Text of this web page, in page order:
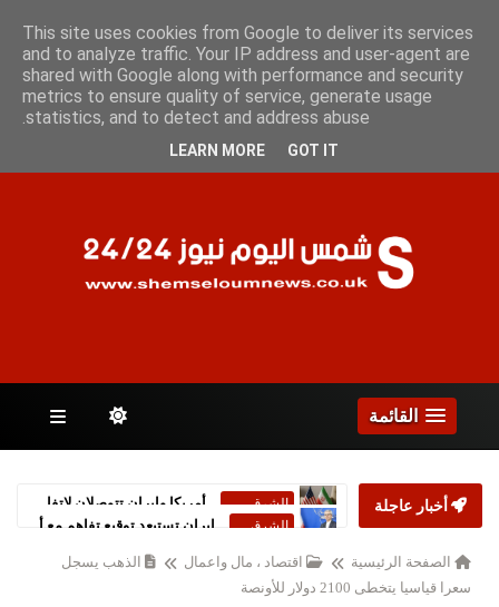
الجمعة 7 أغسطس 2026
الصفحات
القائمة
أخبار عاجلة
الشرق
الاوسط
الصفحة الرئيسية اقتصاد ، مال واعمال
الذهب يسجل
سعرا قياسيا يتخطى 2100 دولار للأونصة
This site uses cookies from Google to deliver its services
and to analyze traffic. Your IP address and user-agent are
shared with Google along with performance and security
metrics to ensure quality of service, generate usage
statistics, and to detect and address abuse.
LEARN MORE GOT IT